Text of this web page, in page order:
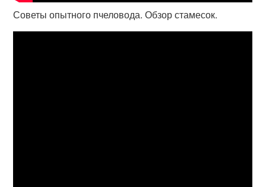
Советы опытного пчеловода. Обзор стамесок.